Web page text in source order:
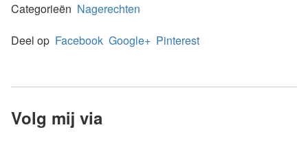
Categorieën Nagerechten
Deel op Facebook Google+ Pinterest
Volg mij via